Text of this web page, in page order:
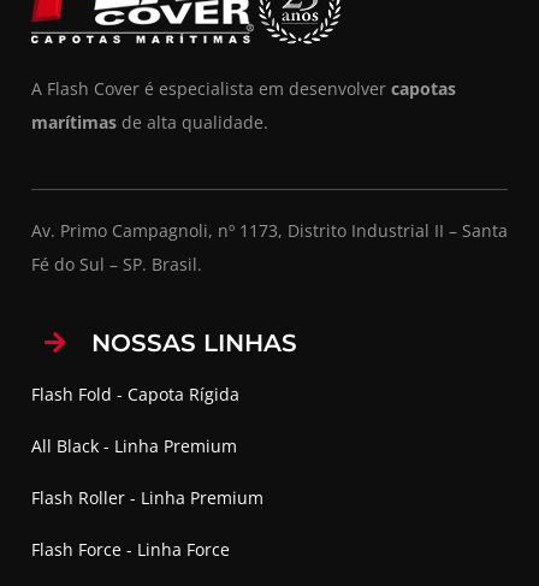
A Flash Cover é especialista em desenvolver capotas
marítimas de alta qualidade.
Av. Primo Campagnoli, nº 1173, Distrito Industrial II – Santa
Fé do Sul – SP. Brasil.
NOSSAS LINHAS
Flash Fold - Capota Rígida
All Black - Linha Premium
Flash Roller - Linha Premium
Flash Force - Linha Force